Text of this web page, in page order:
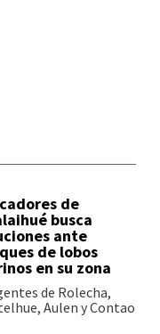
de
busca
ante
de lobos
en su zona
de Rolecha,
Aulen y Contao